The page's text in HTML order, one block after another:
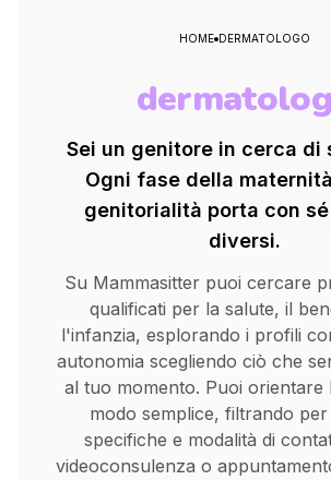
HOME DERMATOLOGO
Sei un genitore in cerca di
Ogni fase della
genitorialità porta con
diversi.
Su Mammasitter puoi cercare
qualificati per la salute, il
l'infanzia, esplorando i profili
autonomia scegliendo ciò che
al tuo momento. Puoi orientare
modo semplice, filtrando per
specifiche e modalità di
videoconsulenza o